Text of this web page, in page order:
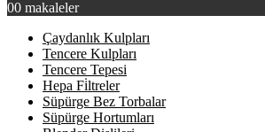
00 makaleler
Çaydanlık Kulpları
Tencere Kulpları
Tencere Tepesi
Hepa Fi̇ltreler
Süpürge Bez Torbalar
Süpürge Hortumları